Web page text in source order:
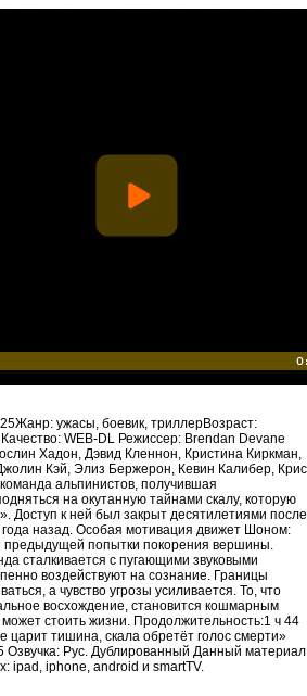
ужасы, боевик, триллерВозраст:
WEB-DL Режиссер: Brendan Devane
Хадон, Дэвид Кленнон, Кристина Киркман,
Кэй, Элиз Бержерон, Кевин Калибер, Крис
альпинистов, получившая
на окутанную тайнами скалу, которую
Доступ к ней был закрыт десятилетиями после
назад. Особая мотивация движет Шоном:
предыдущей попытки покорения вершины.
сталкивается с пугающими звуковыми
воздействуют на сознание. Границы
а чувство угрозы усиливается. То, что
восхождение, становится кошмарным
стоить жизни. Продолжительность:1 ч 44
царит тишина, скала обретёт голос смерти»
Рус. Дублированный Данный материал
ipad, iphone, android и smartTV.